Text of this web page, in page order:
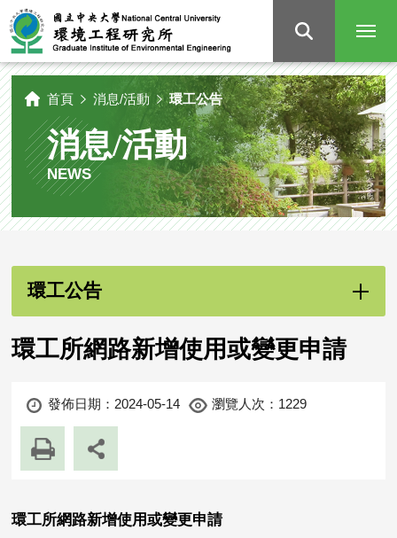
境
工
程
研
究
所
消息/活動
NEWS
首頁 消息/活動 環工公告
環工公告
環工所網路新增使用或變更申請
發佈日期： 2024-05-14 瀏覽人次：1229
環工所網路新增使用或變更申請